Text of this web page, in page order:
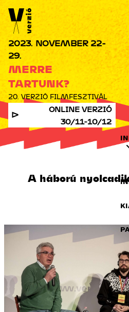
Jump to
ONLINE VERZIÓ
30/11-10/12
MERRE
TARTUNK?
20. VERZIÓ FILMFESZTIVÁL
2023. NOVEMBER 22-
29.
A háború